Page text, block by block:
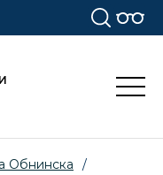
Обнинска
/